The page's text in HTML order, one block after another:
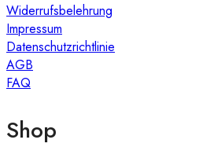
Widerrufsbelehrung
Impressum
Datenschutzrichtlinie
AGB
FAQ
Shop